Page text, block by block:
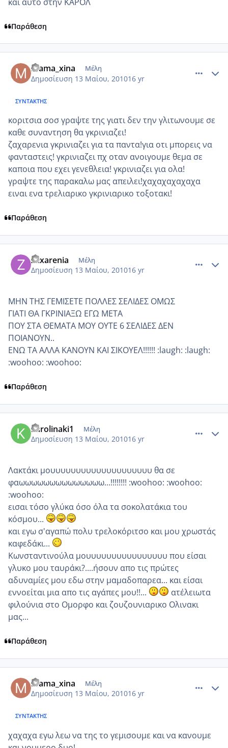
Παράθεση
mama_xina Μέλη
Δημοσίευση 13 Μαίου, 201016 yr
ΣΥΝΤΆΚΤΗΣ
κοριτσια σοσ γραψτε της γιατι δεν την γλιτωνουμε σε
καθε συναντηση θα γκρινιαζει!
ζαχαρενια γκρινιαζει για τα παντα!για οτι μπορεις να
φανταστεις! γκρινιαζει πχ οταν ανοιγουμε θεμα σε
καποια που εχει γενεθλεια! γκρινιαζει για ολα!
γραψτε της παρακαλω μας απειλει!χαχαχαχαχαχα
ειναι ενα τρελιαρικο γκρινιαρικο τοξοτακι!
Παράθεση
zaxarenia Μέλη
Δημοσίευση 13 Μαίου, 201016 yr
ΜΗΝ ΤΗΣ ΓΕΜΙΣΕΤΕ ΠΟΛΛΕΣ ΣΕΛΙΔΕΣ ΟΜΩΣ
ΓΙΑΤΙ ΘΑ ΓΚΡΙΝΙΑΞΩ ΕΓΩ ΜΕΤΑ
ΠΟΥ ΣΤΑ ΘΕΜΑΤΑ ΜΟΥ ΟΥΤΕ 6 ΣΕΛΙΔΕΣ ΔΕΝ
ΠΟΙΑΝΟΥΝ..
ΕΝΩ ΤΑ ΑΛΛΑ ΚΑΝΟΥΝ ΚΑΙ ΣΙΚΟΥΕΛ!!!!!! :laugh: :laugh:
:woohoo: :woohoo:
Παράθεση
karolinaki1 Μέλη
Δημοσίευση 13 Μαίου, 201016 yr
Λακτάκι μουυυυυυυυυυυυυυυυυυυυ θα σε
φαωωωωωωωωωωωωωω...!!!!!!!! :woohoo: :woohoo:
:woohoo:
εισαι τόσο γλύκα όσο όλα τα σοκολατάκια του
κόσμου...
και εγω σ'αγαπώ πολυ τρελοκόριτσο και μου χρωστάς
καφεδάκι...
Κωνσταντινούλα μουυυυυυυυυυυυυυυυ που είσαι
γλυκο μου ταυράκι?....ήσουν απο τις πρώτες
αδυναμίες μου εδω στην μαμαδοπαρεα... και είσαι
εννοείται μια απο τις αγάπες μου!!...
ατέλειωτα
φιλούνια στο Ομορφο και ζουζουνιαρικο Ολινακι
μας...
Παράθεση
mama_xina Μέλη
Δημοσίευση 13 Μαίου, 201016 yr
ΣΥΝΤΆΚΤΗΣ
χαχαχα εγω λεω να της το γεμισουμε και να κανουμε